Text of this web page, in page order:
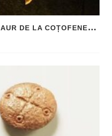
C
UM A AJUNS COIFUL DE AUR DE LA COȚOFENEȘTI ÎN PATRIMONIUL NAȚIONAL